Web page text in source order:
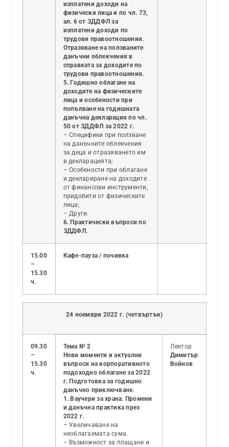
изплатени доходи на
физически лица и по чл. 73,
ал. 6 от ЗДДФЛ за
изплатени доходи по
трудови правоотношения.
Отразяване на ползваните
данъчни облекчения в
справката за доходите по
трудови правоотношения.
5. Годишно облагане на
доходите на физическите
лица и особености при
попълване на годишната
данъчна декларация по чл.
50 от ЗДДФЛ за 2022 г.
– Специфики при ползване
на данъчните облекчения
за деца и отразяването им
в декларацията;
– Особености при облагане
и деклариране на доходите
от финансови инструменти,
придобити от физическите
лица;
– Други.
6. Практически въпроси по
ЗДДФЛ.
15.00
–
15.30
ч.
Кафе-пауза / почивка
24 ноември 2022 г. (четвъртък)
09.30
–
15.30
ч.
Тема № 2
Нови моменти и актуални
въпроси на корпоративното
подоходно облагане за 2022
г. Подготовка за годишно
данъчно приключване.
1. Ваучери за храна. Промени
и данъчна практика през
2022 г.
– Увеличаване на
необлагаемата сума.
– Възможност за плащане и
Лектор
Димитър
Войнов